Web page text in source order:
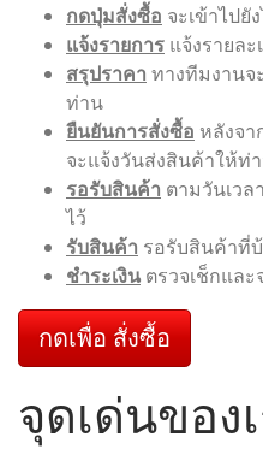
กดปุ่มสั่งซื้อ จะเข้าไปยั
แจ้งรายการ แจ้งรายล
สรุปราคา ทางทีมงานจ
ท่าน
ยืนยันการสั่งซื้อ หลังจ
จะแจ้งวันส่งสินค้าให้ท่
รอรับสินค้า ตามวันเว
ไว้
รับสินค้า รอรับสินค้าที่
ชำระเงิน ตรวจเช็กแล
กดเพื่อ สั่งซื้อ
จุดเด่นของ